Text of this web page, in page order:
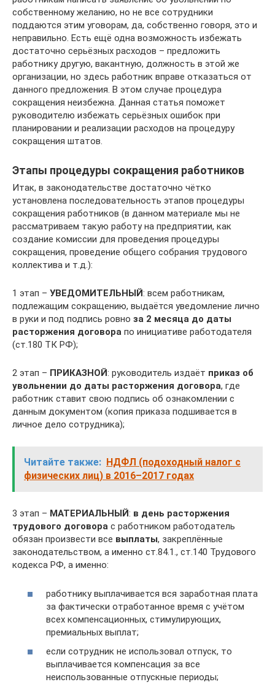
собственному желанию, но не все сотрудники
поддаются этим уговорам, да, собственно говоря, это и
неправильно. Есть ещё одна возможность избежать
достаточно серьёзных расходов – предложить
работнику другую, вакантную, должность в этой же
организации, но здесь работник вправе отказаться от
данного предложения. В этом случае процедура
сокращения неизбежна. Данная статья поможет
руководителю избежать серьёзных ошибок при
планировании и реализации расходов на процедуру
сокращения штатов.
Этапы процедуры сокращения работников
Итак, в законодательстве достаточно чётко
установлена последовательность этапов процедуры
сокращения работников (в данном материале мы не
рассматриваем такую работу на предприятии, как
создание комиссии для проведения процедуры
сокращения, проведение общего собрания трудового
коллектива и т.д.):
1 этап – УВЕДОМИТЕЛЬНЫЙ: всем работникам,
подлежащим сокращению, выдаётся уведомление лично
в руки и под подпись ровно за 2 месяца до даты
расторжения договора по инициативе работодателя
(ст.180 ТК РФ);
2 этап – ПРИКАЗНОЙ: руководитель издаёт приказ об
увольнении до даты расторжения договора, где
работник ставит свою подпись об ознакомлении с
данным документом (копия приказа подшивается в
личное дело сотрудника);
Читайте также: НДФЛ (подоходный налог с
физических лиц) в 2016–2017 годах
3 этап – МАТЕРИАЛЬНЫЙ: в день расторжения
трудового договора с работником работодатель
обязан произвести все выплаты, закреплённые
законодательством, а именно ст.84.1., ст.140 Трудового
кодекса РФ, а именно:
работнику выплачивается вся заработная плата
за фактически отработанное время с учётом
всех компенсационных, стимулирующих,
премиальных выплат;
если сотрудник не использовал отпуск, то
выплачивается компенсация за все
неиспользованные отпускные периоды;